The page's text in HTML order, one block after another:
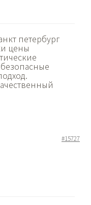
петербург
цены
#15727